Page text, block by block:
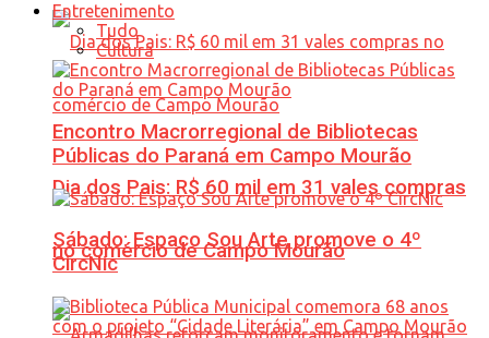
Dia dos Pais: R$ 60 mil em 31 vales compras
no comércio de Campo Mourão
Entretenimento
Tudo
Cultura
Encontro Macrorregional de Bibliotecas
Públicas do Paraná em Campo Mourão
Sábado: Espaço Sou Arte promove o 4º
CircNic